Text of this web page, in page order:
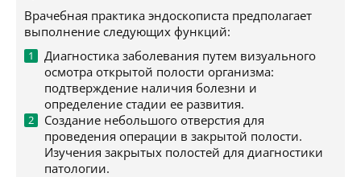
Врачебная практика эндоскописта предполагает
выполнение следующих функций:
Диагностика заболевания путем визуального
осмотра открытой полости организма:
подтверждение наличия болезни и
определение стадии ее развития.
Создание небольшого отверстия для
проведения операции в закрытой полости.
Изучения закрытых полостей для диагностики
патологии.